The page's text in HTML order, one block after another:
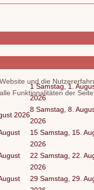
1 Samstag, 1.
2026
2026
8 Samstag, 8.
2026
15 Samstag, 15.
2026
22 Samstag, 22.
2026
29 Samstag, 29.
und die
Funktionalitäten der